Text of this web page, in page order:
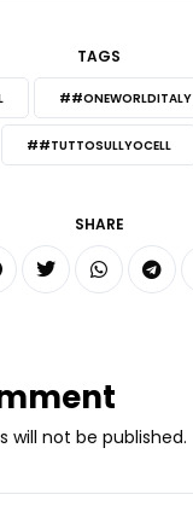
TAGS
##ONEWORLDITALY
##TUTTOSULLYOCELL
SHARE
will not be published.